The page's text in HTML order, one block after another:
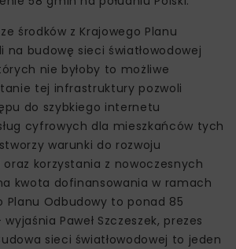
środków z Krajowego Planu
na budowę sieci światłowodowej
nie byłoby to możliwe
tej infrastruktury pozwoli
do szybkiego internetu
cyfrowych dla mieszkańców tych
warunki do rozwoju
korzystania z nowoczesnych
kwota dofinansowania w ramach
Planu Odbudowy to ponad 85
Paweł Szczeszek, prezes
sieci światłowodowej to jeden